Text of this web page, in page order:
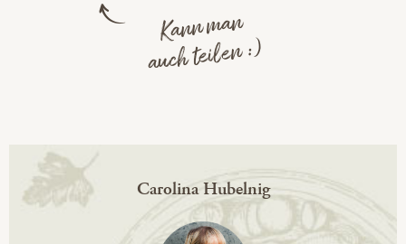
Kann man
auch teilen :)
Carolina Hubelnig